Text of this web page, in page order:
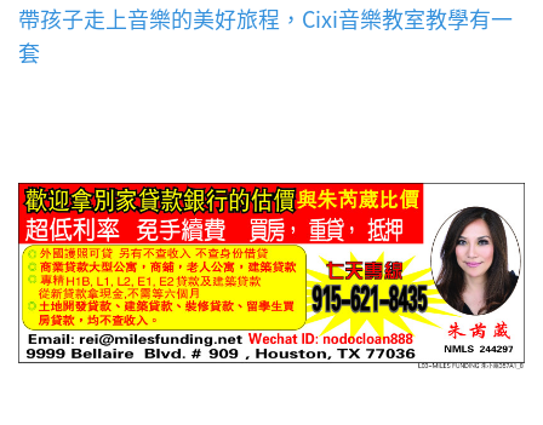
帶孩子走上音樂的美好旅程，Cixi音樂教室教學有一
套